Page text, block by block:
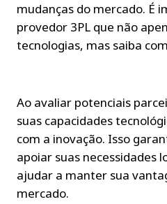
mudanças do mercado. É
provedor 3PL que não
tecnologias, mas saiba
Ao avaliar potenciais
suas capacidades
com a inovação. Isso
apoiar suas necessidades
ajudar a manter sua
mercado.